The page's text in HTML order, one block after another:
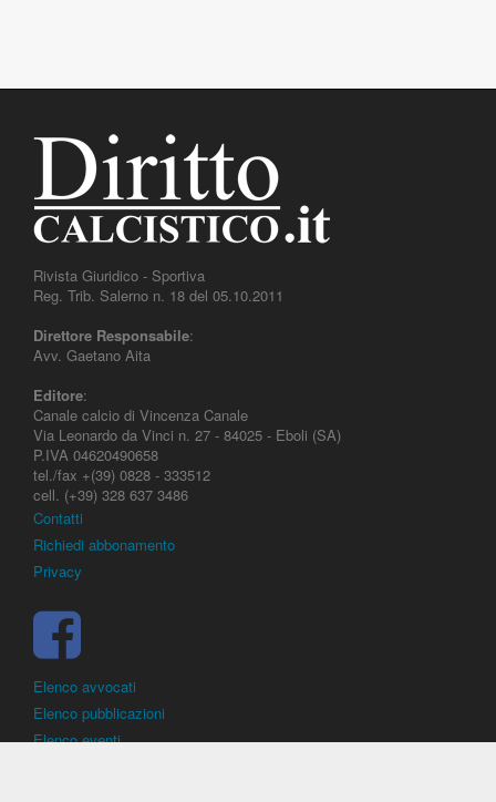
Rivista Giuridico - Sportiva
Reg. Trib. Salerno n. 18 del 05.10.2011
Direttore Responsabile:
Avv. Gaetano Aita
Editore:
Canale calcio di Vincenza Canale
Via Leonardo da Vinci n. 27 - 84025 - Eboli (SA)
P.IVA 04620490658
tel./fax +(39) 0828 - 333512
cell. (+39) 328 637 3486
Contatti
Richiedi abbonamento
Privacy
Elenco avvocati
Elenco pubblicazioni
Elenco eventi